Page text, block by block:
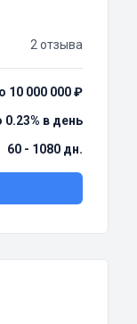
2 отзыва
10 000 000 ₽
0.23% в день
60 - 1080 дн.